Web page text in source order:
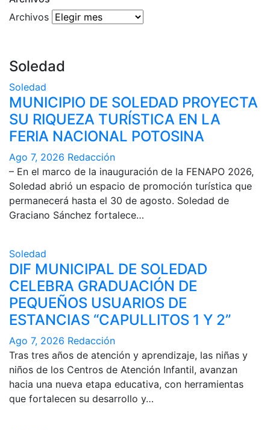
Archivos
Soledad
Soledad
MUNICIPIO DE SOLEDAD PROYECTA
SU RIQUEZA TURÍSTICA EN LA
FERIA NACIONAL POTOSINA
Ago 7, 2026 Redacción
– En el marco de la inauguración de la FENAPO 2026,
Soledad abrió un espacio de promoción turística que
permanecerá hasta el 30 de agosto. Soledad de
Graciano Sánchez fortalece…
Soledad
DIF MUNICIPAL DE SOLEDAD
CELEBRA GRADUACIÓN DE
PEQUEÑOS USUARIOS DE
ESTANCIAS “CAPULLITOS 1 Y 2”
Ago 7, 2026 Redacción
Tras tres años de atención y aprendizaje, las niñas y
niños de los Centros de Atención Infantil, avanzan
hacia una nueva etapa educativa, con herramientas
que fortalecen su desarrollo y…